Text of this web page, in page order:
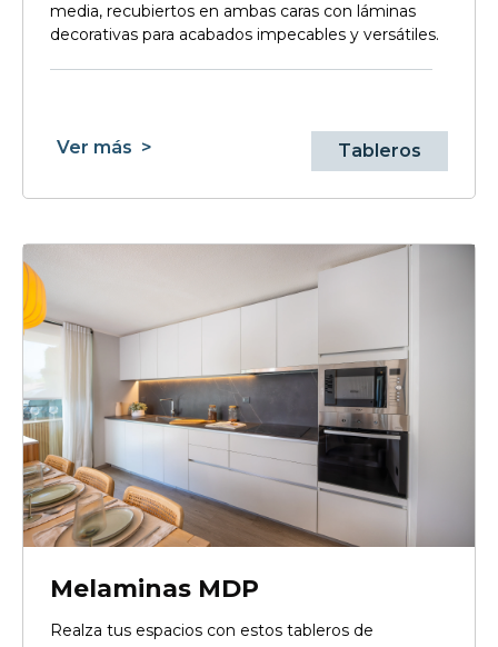
media, recubiertos en ambas caras con láminas
decorativas para acabados impecables y versátiles.
Ver más > Tableros
Melaminas MDP
Realza tus espacios con estos tableros de